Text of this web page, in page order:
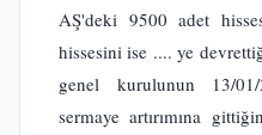
AŞ'deki 9500 adet
hissesini ise .... ye
genel kurulunun 13/
sermaye artırımına